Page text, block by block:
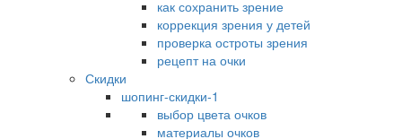
как сохранить зрение
коррекция зрения у детей
проверка остроты зрения
рецепт на очки
Скидки
шопинг-скидки-1
выбор цвета очков
материалы очков